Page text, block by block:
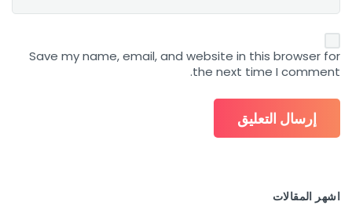
Save my name, email, and website in this browser for
the next time I comment.
اشهر المقالات